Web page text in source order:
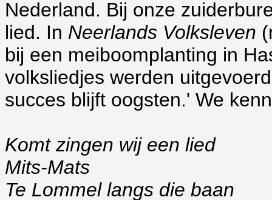
Nederland. Bij onze
lied. In Neerlands Volksleven
bij een meiboomplanting in
volksliedjes werden
succes blijft oogsten.' We
Komt zingen wij een lied
Mits-Mats
Te Lommel langs die baan